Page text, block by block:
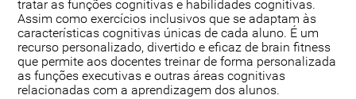
tratar as funções cognitivas e habilidades cognitivas.
Assim como exercícios inclusivos que se adaptam às
características cognitivas únicas de cada aluno. É um
recurso personalizado, divertido e eficaz de brain fitness
que permite aos docentes treinar de forma personalizada
as funções executivas e outras áreas cognitivas
relacionadas com a aprendizagem dos alunos.